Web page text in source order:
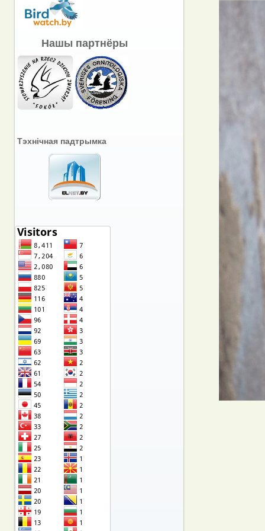
Нашы партнёры
Тэхнічная падтрымка